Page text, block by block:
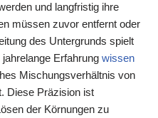
und langfristig ihre
müssen zuvor entfernt oder
des Untergrunds spielt
Erfahrung wissen
Mischungsverhältnis von
Diese Präzision ist
der Körnungen zu